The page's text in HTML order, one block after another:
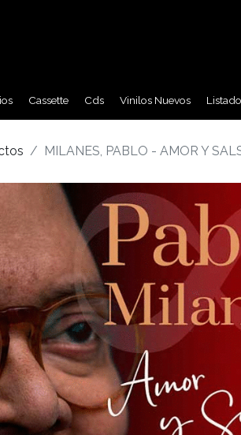
Cassette Cds Vinilos Nuevos
MILANES, PABLO - AMOR Y